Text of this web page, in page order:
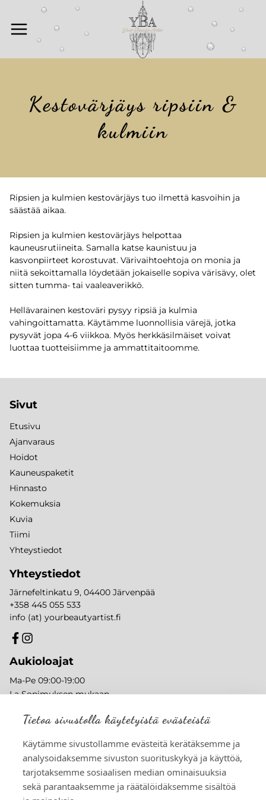
Tietoa sivustolla käytetyistä evästeistä
Käytämme sivustollamme evästeitä kerätäksemme ja
analysoidaksemme sivuston suorituskykyä ja käyttöä,
tarjotaksemme sosiaalisen median ominaisuuksia
sekä parantaaksemme ja räätälöidäksemme sisältöä
Kestovärjäys ripsiin &
kulmiin
Ripsien ja kulmien kestovärjäys tuo ilmettä kasvoihin ja
säästää aikaa.
Ripsien ja kulmien kestovärjäys helpottaa
kauneusrutiineita. Samalla katse kaunistuu ja
kasvonpiirteet korostuvat. Värivaihtoehtoja on monia ja
niitä sekoittamalla löydetään jokaiselle sopiva värisävy, olet
sitten tumma- tai vaaleaverikkö.
Hellävarainen kestoväri pysyy ripsiä ja kulmia
vahingoittamatta. Käytämme luonnollisia värejä, jotka
pysyvät jopa 4-6 viikkoa. Myös herkkäsilmäiset voivat
luottaa tuotteisiimme ja ammattitaitoomme.
Sivut
Etusivu
Ajanvaraus
Hoidot
Kauneuspaketit
Hinnasto
Kokemuksia
Kuvia
Tiimi
Yhteystiedot
Yhteystiedot
Järnefeltinkatu 9, 04400 Järvenpää
+358 445 055 533
info (at) yourbeautyartist.fi
Aukioloajat
Ma-Pe 09:00-19:00
La Sopimuksen mukaan